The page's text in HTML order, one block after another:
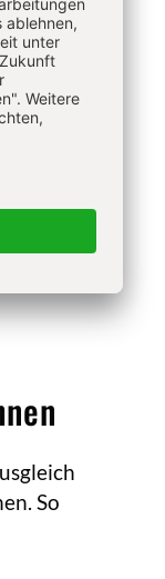
auf
Schul-
die
So